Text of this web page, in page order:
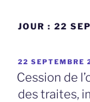
JOUR : 22
PUBLIÉ
LE
22 SEPTEMBRE
Cession de
des traites,